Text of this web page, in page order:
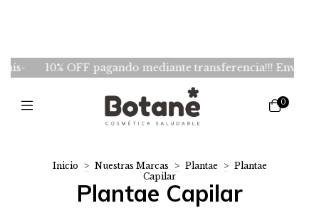
10% OFF pagando mediante transferencia!!! Envios
0
Inicio > Nuestras Marcas > Plantae > Plantae
Capilar
Plantae Capilar